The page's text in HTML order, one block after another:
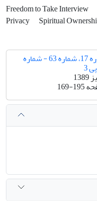
Freedom to Take Interview
Privacy
Spiritual
دوره 17، شماره 63 - شماره
3
169-195